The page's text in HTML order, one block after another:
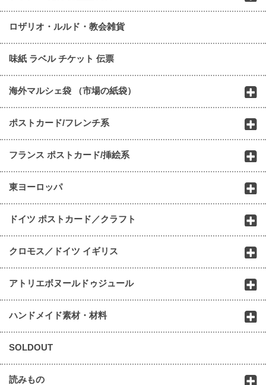
ロザリオ・ルルド・教会雑貨
味紙 ラベル チケット 伝票
海外マルシェ袋 （市場の紙袋）
ポストカード/フレンチ系
フランス ポストカード/挿絵系
東ヨーロッパ
ドイツ ポストカード／クラフト
クロモス／ドイツ イギリス
アトリエボヌールドゥジュール
ハンドメイド素材・材料
SOLDOUT
読みもの